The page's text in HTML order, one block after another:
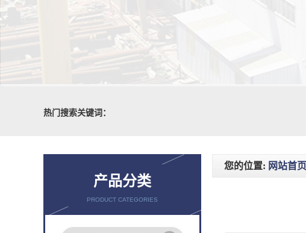
热门搜索关键词：
产品分类
PRODUCT CATEGORIES
您的位置: 网站首页